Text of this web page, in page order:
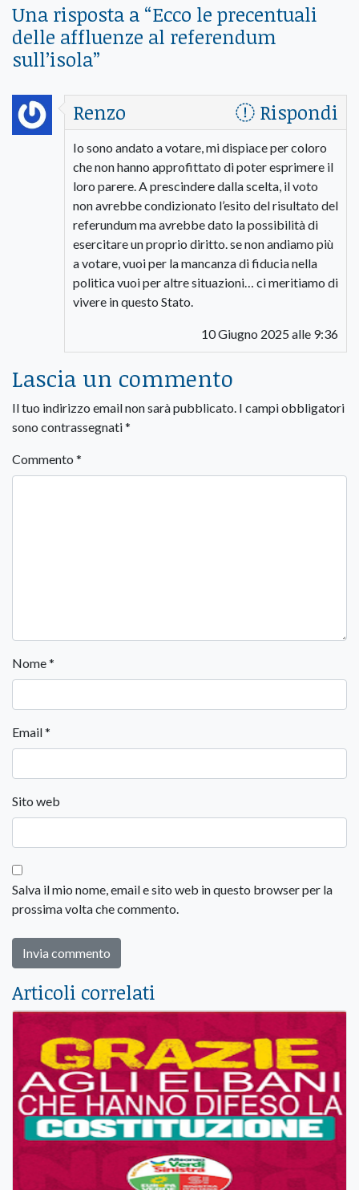
Una risposta a “Ecco le precentuali
delle affluenze al referendum
sull’isola”
Renzo
Rispondi
Io sono andato a votare, mi dispiace per coloro
che non hanno approfittato di poter esprimere il
loro parere. A prescindere dalla scelta, il voto
non avrebbe condizionato l’esito del risultato del
referundum ma avrebbe dato la possibilità di
esercitare un proprio diritto. se non andiamo più
a votare, vuoi per la mancanza di fiducia nella
politica vuoi per altre situazioni… ci meritiamo di
vivere in questo Stato.
10 Giugno 2025 alle 9:36
Lascia un commento
Il tuo indirizzo email non sarà pubblicato. I campi obbligatori
sono contrassegnati*
Commento *
Nome*
Email*
Sito web
Salva il mio nome, email e sito web in questo browser per la
prossima volta che commento.
Articoli correlati